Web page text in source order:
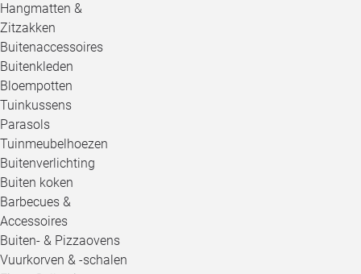
Hangmatten &
Zitzakken
Buitenaccessoires
Buitenkleden
Bloempotten
Tuinkussens
Parasols
Tuinmeubelhoezen
Buitenverlichting
Buiten koken
Barbecues &
Accessoires
Buiten- & Pizzaovens
Vuurkorven & -schalen